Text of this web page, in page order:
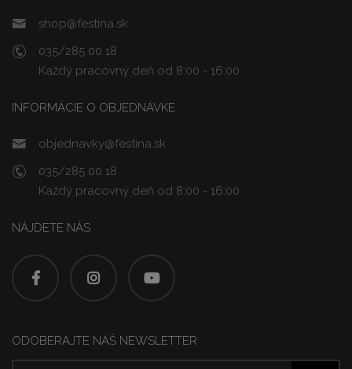
shop@festina.sk
035/285 00 18
Každý pracovný deň od 8:00 - 16:00
INFORMÁCIE O OBJEDNÁVKE
objednavky@festina.sk
035/285 00 18
Každý pracovný deň od 8:00 - 16:00
NÁJDETE NÁS
ODOBERAJTE NÁŠ NEWSLETTER